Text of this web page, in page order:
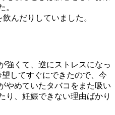
。
んだりしていました。
強くて、逆にストレスになっ
してすぐにできたので、今
やめていたタバコをまた吸い
り、妊娠できない理由ばかり